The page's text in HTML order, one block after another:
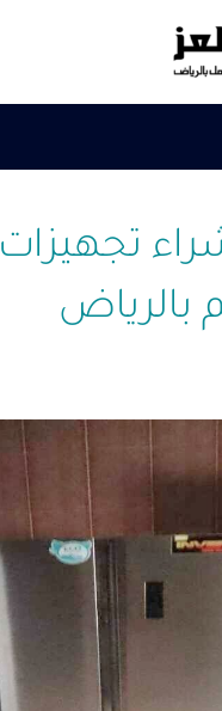
تجهيزات
بالرياض